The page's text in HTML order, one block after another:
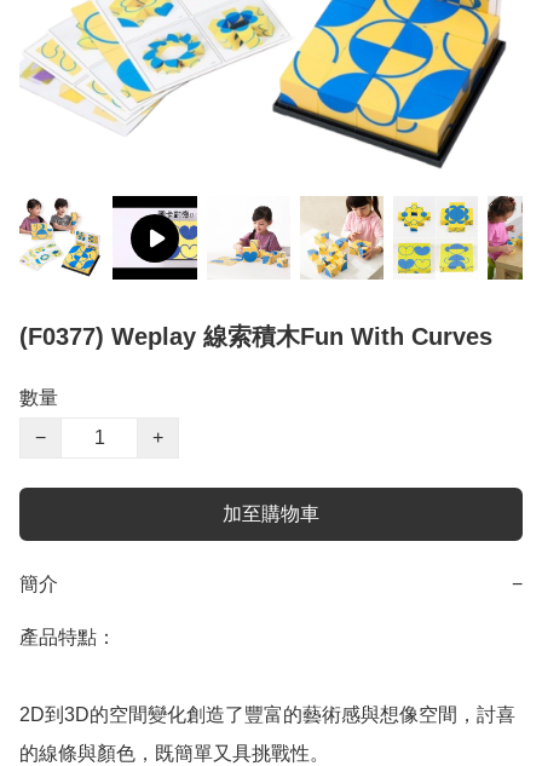
(F0377) Weplay 線索積木Fun With Curves
數量
−
+
加至購物車
簡介 −
產品特點：
2D到3D的空間變化創造了豐富的藝術感與想像空間，討喜
的線條與顏色，既簡單又具挑戰性。